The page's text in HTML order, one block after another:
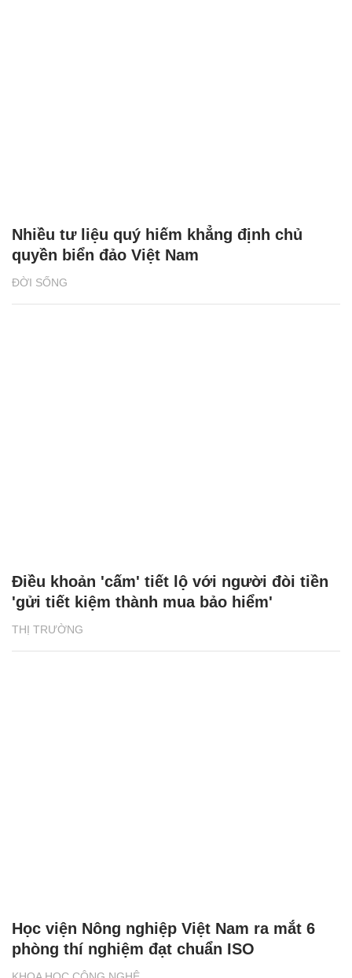
ĐỜI SỐNG
Nhiều tư liệu quý hiếm khẳng định chủ
quyền biển đảo Việt Nam
THỊ TRƯỜNG
Điều khoản 'cấm' tiết lộ với người đòi tiền
'gửi tiết kiệm thành mua bảo hiểm'
Học viện Nông nghiệp Việt Nam ra mắt 6
phòng thí nghiệm đạt chuẩn ISO